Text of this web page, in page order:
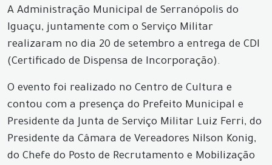
A Administração Municipal de Serranópolis do
Iguaçu, juntamente com o Serviço Militar
realizaram no dia 20 de setembro a entrega de CDI
(Certificado de Dispensa de Incorporação).
O evento foi realizado no Centro de Cultura e
contou com a presença do Prefeito Municipal e
Presidente da Junta de Serviço Militar Luiz Ferri, do
Presidente da Câmara de Vereadores Nilson Konig,
do Chefe do Posto de Recrutamento e Mobilização